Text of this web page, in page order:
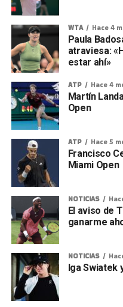
WTA Hace 4
Paula
atraviesa:
estar ahí»
ATP Hace 4
Martín
Open
ATP Hace 5
Francisco
Miami Open
NOTICIAS
El aviso de
ganarme
NOTICIAS
Iga Swiatek